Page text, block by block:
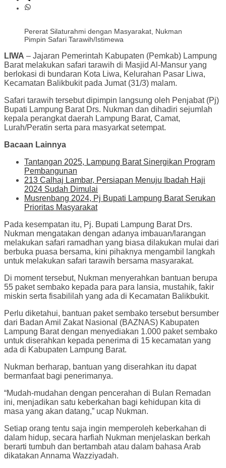
Pererat Silaturahmi dengan Masyarakat, Nukman
Pimpin Safari Tarawih/Istimewa
LIWA – Jajaran Pemerintah Kabupaten (Pemkab) Lampung
Barat melakukan safari tarawih di Masjid Al-Mansur yang
berlokasi di bundaran Kota Liwa, Kelurahan Pasar Liwa,
Kecamatan Balikbukit pada Jumat (31/3) malam.
Safari tarawih tersebut dipimpin langsung oleh Penjabat (Pj)
Bupati Lampung Barat Drs. Nukman dan dihadiri sejumlah
kepala perangkat daerah Lampung Barat, Camat,
Lurah/Peratin serta para masyarkat setempat.
Bacaan Lainnya
Tantangan 2025, Lampung Barat Sinergikan Program
Pembangunan
213 Calhaj Lambar, Persiapan Menuju Ibadah Haji
2024 Sudah Dimulai
Musrenbang 2024, Pj Bupati Lampung Barat Serukan
Prioritas Masyarakat
Pada kesempatan itu, Pj. Bupati Lampung Barat Drs.
Nukman mengatakan dengan adanya imbauan/larangan
melakukan safari ramadhan yang biasa dilakukan mulai dari
berbuka puasa bersama, kini pihaknya mengambil langkah
untuk melakukan safari tarawih bersama masyarakat.
Di moment tersebut, Nukman menyerahkan bantuan berupa
55 paket sembako kepada para para lansia, mustahik, fakir
miskin serta fisabililah yang ada di Kecamatan Balikbukit.
Perlu diketahui, bantuan paket sembako tersebut bersumber
dari Badan Amil Zakat Nasional (BAZNAS) Kabupaten
Lampung Barat dengan menyediakan 1.000 paket sembako
untuk diserahkan kepada penerima di 15 kecamatan yang
ada di Kabupaten Lampung Barat.
Nukman berharap, bantuan yang diserahkan itu dapat
bermanfaat bagi penerimanya.
“Mudah-mudahan dengan pencerahan di Bulan Remadan
ini, menjadikan satu keberkahan bagi kehidupan kita di
masa yang akan datang,” ucap Nukman.
Setiap orang tentu saja ingin memperoleh keberkahan di
dalam hidup, secara harfiah Nukman menjelaskan berkah
berarti tumbuh dan bertambah atau dalam bahasa Arab
dikatakan Annama Wazziyadah.